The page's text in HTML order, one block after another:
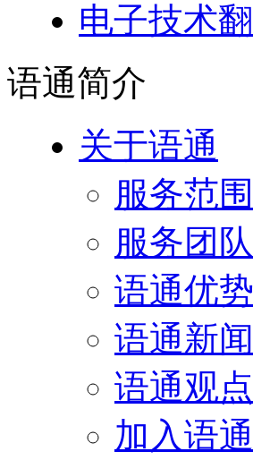
电子技术
语通简介
关于语通
服务范围
服务团队
语通优势
语通新闻
语通观点
加入语通